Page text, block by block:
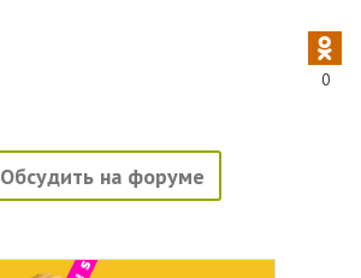
0
Обсудить на форуме